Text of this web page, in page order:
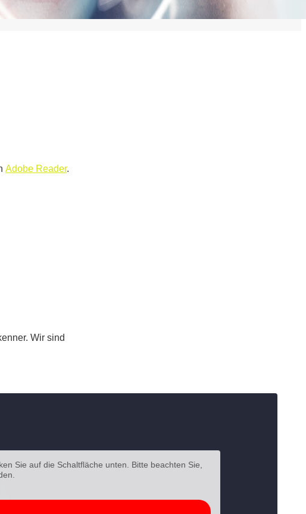
Adobe Reader.
Wir sind
Sie auf die Schaltfläche unten. Bitte beachten Sie,